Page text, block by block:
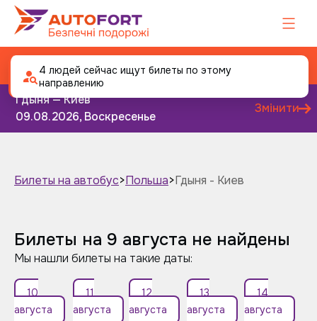
Автобус Гдыня - Киев
Гдыня — Киев
09.08.2026, Воскресенье
Змінити
Билеты на автобус>Польша>Гдыня - Киев
Билеты на 9 августа не найдены
Мы нашли билеты на такие даты:
10
августа
11
августа
12
августа
13
августа
14
августа
4 людей сейчас ищут билеты по этому
направлению